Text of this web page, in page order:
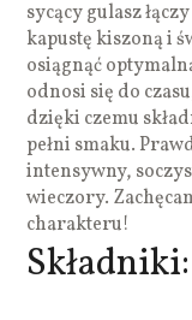
sycący gulasz
kapustę kiszoną i
osiągnąć
odnosi się do
dzięki czemu
pełni smaku.
intensywny,
wieczory.
charakteru!
Składniki: